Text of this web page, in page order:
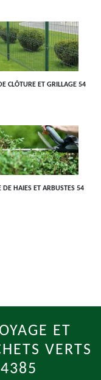
CLÔTURE ET GRILLAGE 54
DE HAIES ET ARBUSTES 54
ET
VERTS